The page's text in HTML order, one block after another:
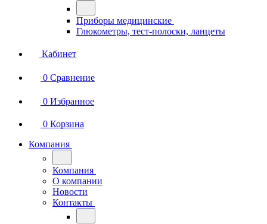
Приборы медицинские
Глюкометры, тест-полоски, ланцеты
Кабинет
0 Сравнение
0 Избранное
0 Корзина
Компания
Компания
О компании
Новости
Контакты